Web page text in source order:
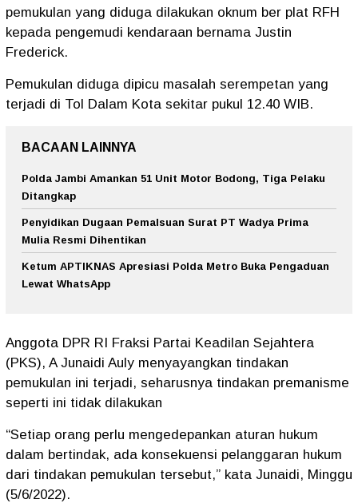
pemukulan yang diduga dilakukan oknum ber plat RFH
kepada pengemudi kendaraan bernama Justin
Frederick.
Pemukulan diduga dipicu masalah serempetan yang
terjadi di Tol Dalam Kota sekitar pukul 12.40 WIB.
BACAAN LAINNYA
Polda Jambi Amankan 51 Unit Motor Bodong, Tiga Pelaku
Ditangkap
Penyidikan Dugaan Pemalsuan Surat PT Wadya Prima
Mulia Resmi Dihentikan
Ketum APTIKNAS Apresiasi Polda Metro Buka Pengaduan
Lewat WhatsApp
Anggota DPR RI Fraksi Partai Keadilan Sejahtera
(PKS), A Junaidi Auly menyayangkan tindakan
pemukulan ini terjadi, seharusnya tindakan premanisme
seperti ini tidak dilakukan
“Setiap orang perlu mengedepankan aturan hukum
dalam bertindak, ada konsekuensi pelanggaran hukum
dari tindakan pemukulan tersebut,” kata Junaidi, Minggu
(5/6/2022).